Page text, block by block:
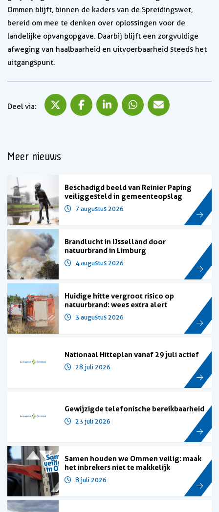
Ommen blijft, binnen de kaders van de Spreidingswet,
bereid om mee te denken over oplossingen voor de
landelijke opvangopgave. Daarbij blijft een zorgvuldige
afweging van haalbaarheid en uitvoerbaarheid steeds het
uitgangspunt.
Deel via:
Deel via XDeel via Facebook
Deel via LinkedInDeel via WhatsApp
Meer nieuws
Beschadigd beeld van Reinier Paping
veiliggesteld in gemeenteopslag
7 augustus 2026
Brandlucht in IJsselland door
natuurbrand in Limburg
4 augustus 2026
Huidige hitte vergroot risico op
natuurbrand: wees extra alert
3 augustus 2026
Nationaal Hitteplan vanaf 29 juli actief
28 juli 2026
Gewijzigde telefonische bereikbaarheid
23 juli 2026
Samen houden we Ommen veilig: maak
het inbrekers niet te makkelijk
8 juli 2026